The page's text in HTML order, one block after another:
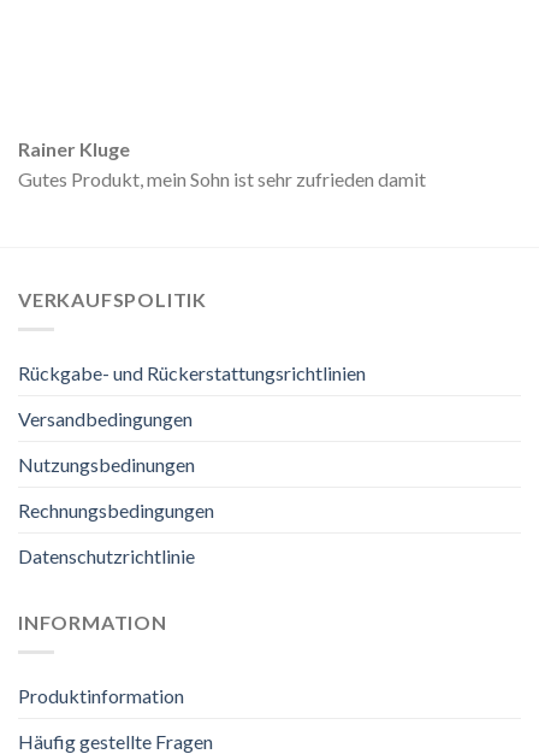
Rainer Kluge
Gutes Produkt, mein Sohn ist sehr zufrieden damit
VERKAUFSPOLITIK
Rückgabe- und Rückerstattungsrichtlinien
Versandbedingungen
Nutzungsbedinungen
Rechnungsbedingungen
Datenschutzrichtlinie
INFORMATION
Produktinformation
Häufig gestellte Fragen